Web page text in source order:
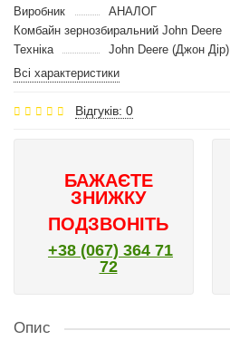
Виробник
АНАЛОГ
Комбайн зернозбиральний John Deere
Техніка
John Deere (Джон Дір)
Всі характеристики
Відгуків: 0
БАЖАЄТЕ
ЗНИЖКУ
ПОДЗВОНІТЬ
+38 (067) 364 71
72
Опис